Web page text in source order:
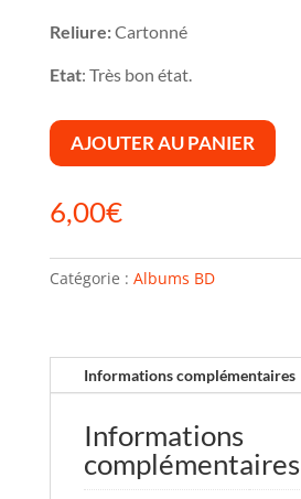
Reliure:Cartonné
Etat: Très bon état.
AJOUTER AU PANIER
6,00€
Catégorie : Albums BD
Informations complémentaires
Informations
complémentaires